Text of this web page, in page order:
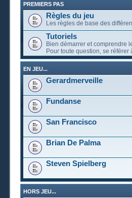
PREMIERS PAS
Règles du jeu
Les règles de base des
Tutoriels
Bien démarrer et comprendre
Pour toute question, se référer
EN JEU...
Gerardmerveille
Fundanse
San Francisco
Brian De Palma
Steven Spielberg
HORS JEU...